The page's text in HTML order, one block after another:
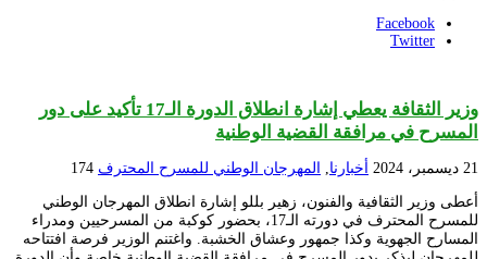
Facebook
Twitter
وزير الثقافة يعطي إشارة انطلاق الدورة الـ17 تأكيد على دور
المسرح في مرافقة القضية الوطنية
21 ديسمبر، 2024 أخبارنا, المهرجان الوطني للمسرح المحترف 174
أعطى وزير الثقافية والفنون، زهير بللو إشارة انطلاق المهرجان الوطني
للمسرح المحترف في دورته الـ17، بحضور كوكبة من المسرحيين ومدراء
المسارح الجهوية وكذا جمهور وعشاق الخشبة. واغتنم الوزير فرصة افتتاحه